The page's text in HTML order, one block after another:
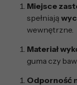
Miejsce
spełniają
wewnętrzne.
Materiał
guma czy
Odporność